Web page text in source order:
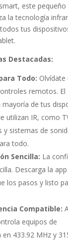
este pequeño
la tecnología
tus
Destacadas:
Todo: Olvídate
remotos. El
de tus
utilizan IR, como
y sistemas de
todo.
Sencilla: La
Descarga la app
los pasos y listo
Compatible:
equipos de
433.92 MHz y